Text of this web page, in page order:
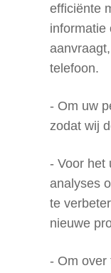
efficiënte
informatie
telefoon.
- Om uw
zodat wij
- Voor het
analyses
te
nieuwe
- Om over